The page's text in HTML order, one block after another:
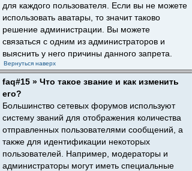
для каждого пользователя. Если вы не можете
использовать аватары, то значит таково
решение администрации. Вы можете
связаться с одним из администраторов и
выяснить у него причины данного запрета.
Вернуться наверх
faq#15 » Что такое звание и как изменить
его?
Большинство сетевых форумов используют
систему званий для отображения количества
отправленных пользователями сообщений, а
также для идентификации некоторых
пользователей. Например, модераторы и
администраторы могут иметь специальные